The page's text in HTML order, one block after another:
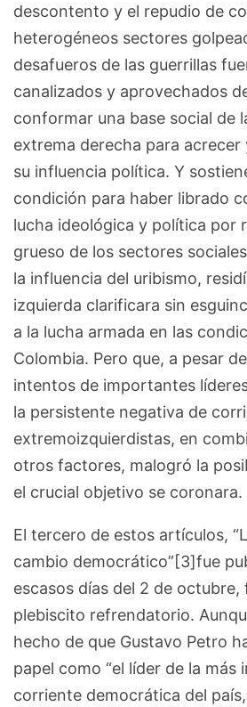
descontento y el repudio de
heterogéneos sectores
desafueros de las guerrillas
canalizados y aprovechados
conformar una base social de
extrema derecha para acrecer
su influencia política. Y
condición para haber librado
lucha ideológica y política por
grueso de los sectores
la influencia del uribismo,
izquierda clarificara sin
a la lucha armada en las
Colombia. Pero que, a pesar
intentos de importantes
la persistente negativa de
extremoizquierdistas, en
otros factores, malogró la
el crucial objetivo se coronara.
El tercero de estos artículos,
cambio democrático”[3]fue
escasos días del 2 de octubre,
plebiscito refrendatorio.
hecho de que Gustavo Petro
papel como “el líder de la más
corriente democrática del